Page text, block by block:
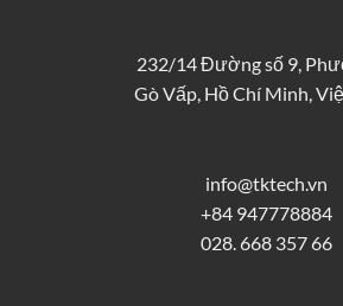
232/14 Đường số 9,
Gò Vấp, Hồ Chí Minh,
info@tktech.vn
+84 947778884
028. 668 357 66